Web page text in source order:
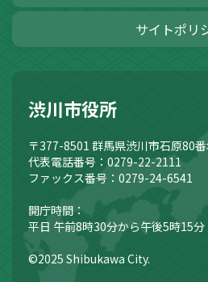
サイトポリ
渋川市役所
〒377-8501 群馬県渋川市石原80
代表電話番号：0279-22-2111
ファックス番号：0279-24-6541
開庁時間：
平日 午前8時30分から午後5時15分
©2025 Shibukawa City.